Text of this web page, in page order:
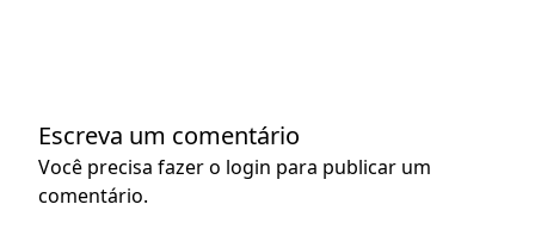
Escreva um comentário
Você precisa fazer o login para publicar um
comentário.